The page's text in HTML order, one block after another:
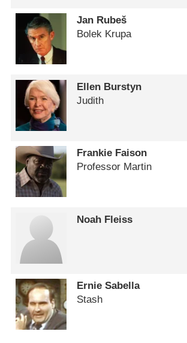
Jan Rubeš
Bolek Krupa
Ellen Burstyn
Judith
Frankie Faison
Professor Martin
Noah Fleiss
Ernie Sabella
Stash